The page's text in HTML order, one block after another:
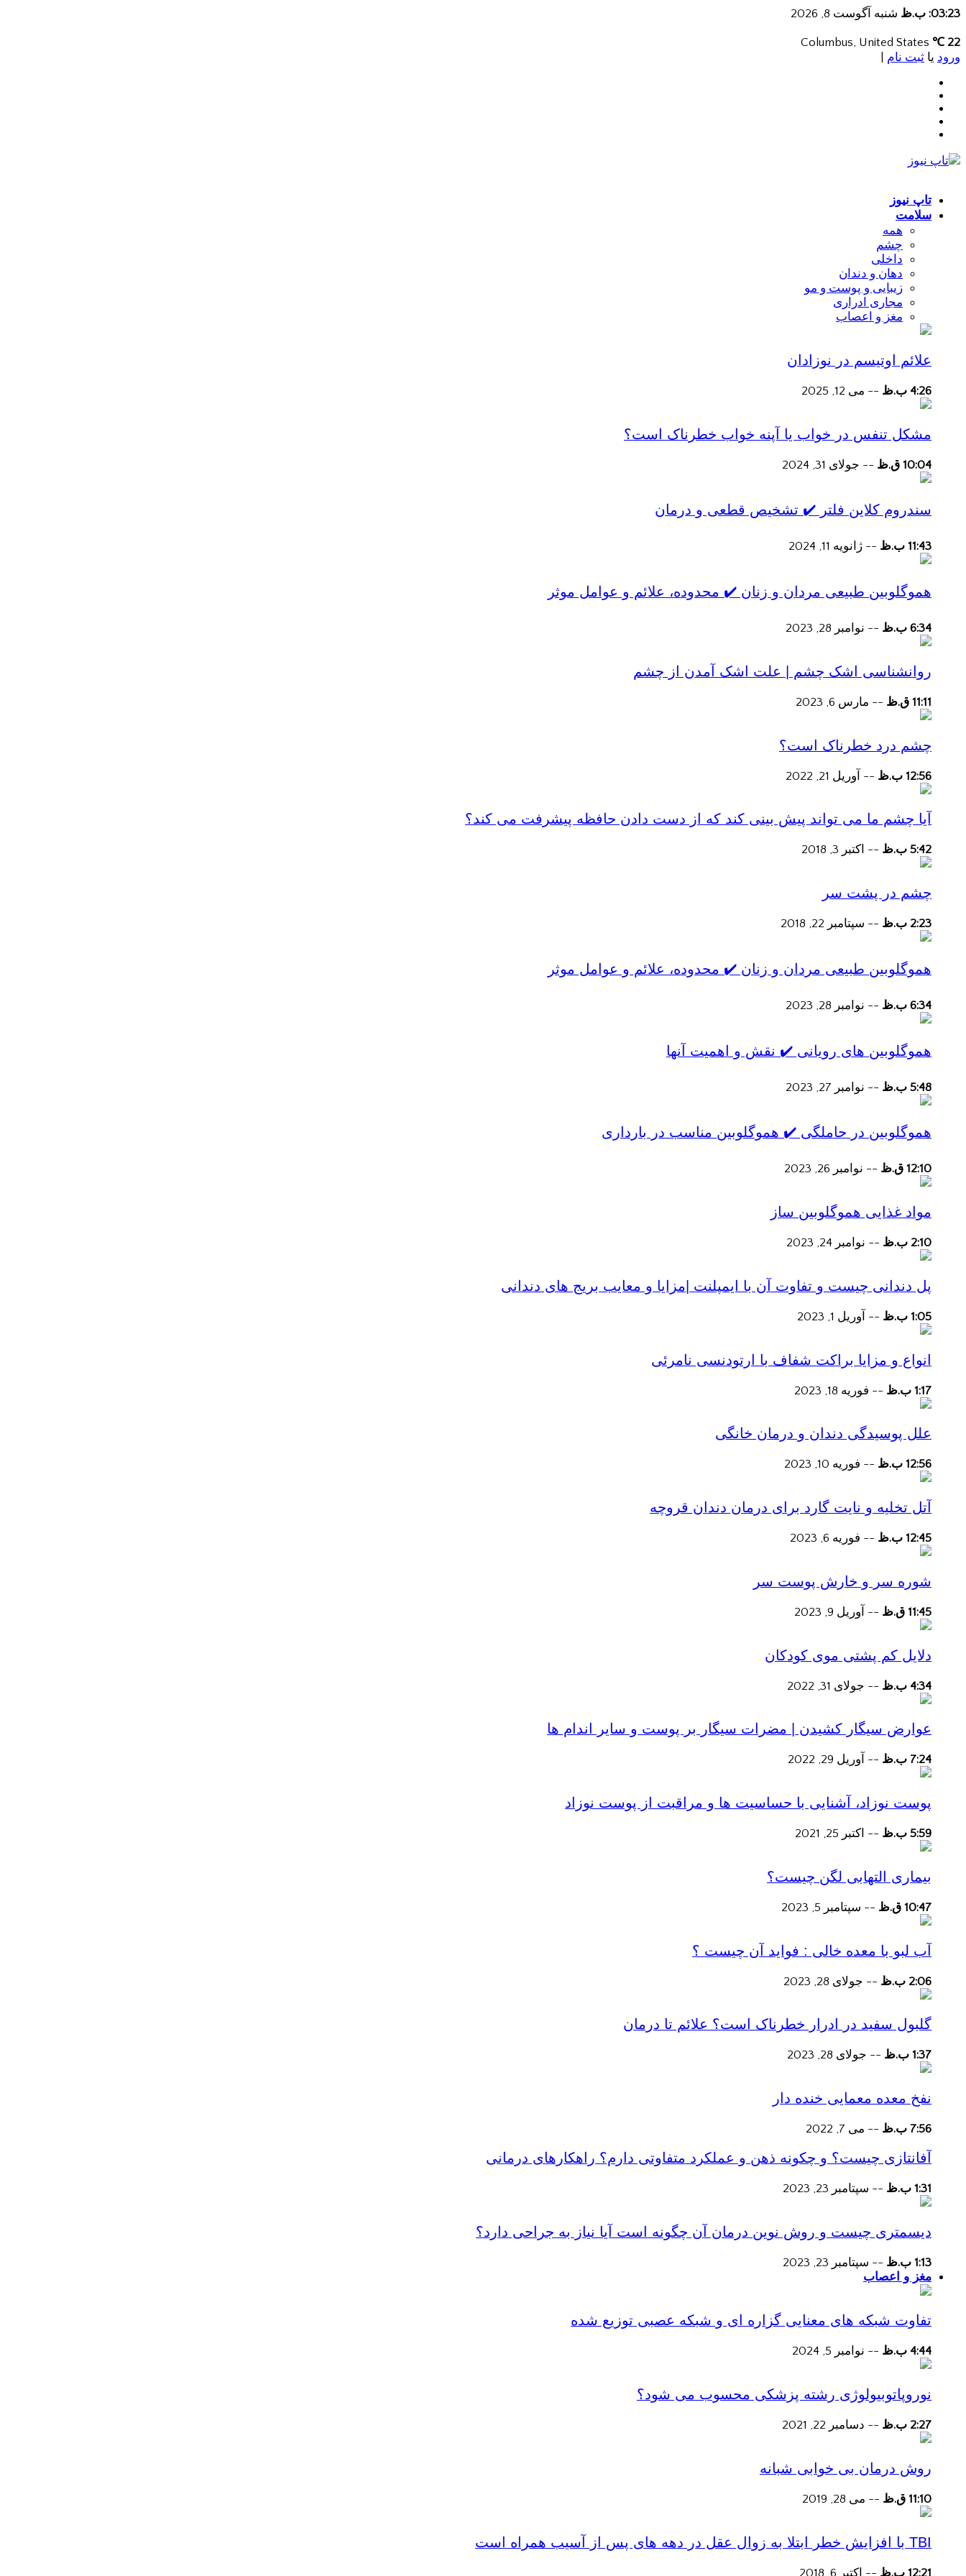
03:23: ب.ظ شنبه آگوست 8, 2026
22 ℃
ورود یا ثبت نام
تاپ نیوز
سلامت
همه
چشم
داخلی
دهان و دندان
زیبایی و پوست و مو
مجاری ادراری
مغز و اعصاب
علائم اوتیسم در نوزادان
4:26 ب.ظ -- می 12, 2025
مشکل تنفس در خواب یا آپنه خواب خطرناک است؟
10:04 ق.ظ -- جولای 31, 2024
سندروم کلاین فلتر ✔️ تشخیص قطعی و درمان
11:43 ب.ظ -- ژانویه 11, 2024
هموگلوبین طبیعی مردان و زنان ✔️ محدوده، علائم و عوامل موثر
6:34 ب.ظ -- نوامبر 28, 2023
روانشناسی اشک چشم | علت اشک آمدن از چشم
11:11 ق.ظ -- مارس 6, 2023
چشم درد خطرناک است؟
12:56 ب.ظ -- آوریل 21, 2022
آیا چشم ما می تواند پیش بینی کند که از دست دادن حافظه پیشرفت می کند؟
5:42 ب.ظ -- اکتبر 3, 2018
چشم در پشت سر
2:23 ب.ظ -- سپتامبر 22, 2018
هموگلوبین طبیعی مردان و زنان ✔️ محدوده، علائم و عوامل موثر
6:34 ب.ظ -- نوامبر 28, 2023
هموگلوبین های رویانی ✔️ نقش و اهمیت آنها
5:48 ب.ظ -- نوامبر 27, 2023
هموگلوبین در حاملگی ✔️ هموگلوبین مناسب در بارداری
12:10 ق.ظ -- نوامبر 26, 2023
مواد غذایی هموگلوبین ساز
2:10 ب.ظ -- نوامبر 24, 2023
پل دندانی چیست و تفاوت آن با ایمپلنت |مزایا و معایب بریج های دندانی
1:05 ب.ظ -- آوریل 1, 2023
انواع و مزایا براکت شفاف با ارتودنسی نامرئی
1:17 ب.ظ -- فوریه 18, 2023
علل پوسیدگی دندان و درمان خانگی
12:56 ب.ظ -- فوریه 10, 2023
آتل تخلیه و نایت گارد برای درمان دندان قروچه
12:45 ب.ظ -- فوریه 6, 2023
شوره سر و خارش پوست سر
11:45 ق.ظ -- آوریل 9, 2023
دلایل کم پشتی موی کودکان
4:34 ب.ظ -- جولای 31, 2022
عوارض سیگار کشیدن | مضرات سیگار بر پوست و سایر اندام ها
7:24 ب.ظ -- آوریل 29, 2022
پوست نوزاد، آشنایی با حساسیت ها و مراقبت از پوست نوزاد
5:59 ب.ظ -- اکتبر 25, 2021
بیماری التهابی لگن چیست؟
10:47 ق.ظ -- سپتامبر 5, 2023
آب لبو با معده خالی : فواید آن چیست ؟
2:06 ب.ظ -- جولای 28, 2023
گلبول سفید در ادرار خطرناک است؟ علائم تا درمان
1:37 ب.ظ -- جولای 28, 2023
نفخ معده معمایی خنده دار
7:56 ب.ظ -- می 7, 2022
آفانتازی چیست؟ و چکونه ذهن و عملکرد متفاوتی دارم؟ راهکارهای درمانی
1:31 ب.ظ -- سپتامبر 23, 2023
دیسمتری چیست و روش نوین درمان آن چگونه است آیا نیاز به جراحی دارد؟
1:13 ب.ظ -- سپتامبر 23, 2023
مغز و اعصاب
تفاوت شبکه های معنایی گزاره ای و شبکه عصبی توزیع شده
4:44 ب.ظ -- نوامبر 5, 2024
نوروپاتوبیولوژی رشته پزشکی محسوب می شود؟
2:27 ب.ظ -- دسامبر 22, 2021
روش درمان بی خوابی شبانه
11:10 ق.ظ -- می 28, 2019
TBI با افزایش خطر ابتلا به زوال عقل در دهه های پس از آسیب همراه است
12:21 ب.ظ -- اکتبر 6, 2018